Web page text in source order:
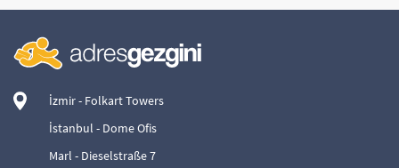
İzmir - Folkart Towers
İstanbul - Dome Ofis
Marl - Dieselstraße 7